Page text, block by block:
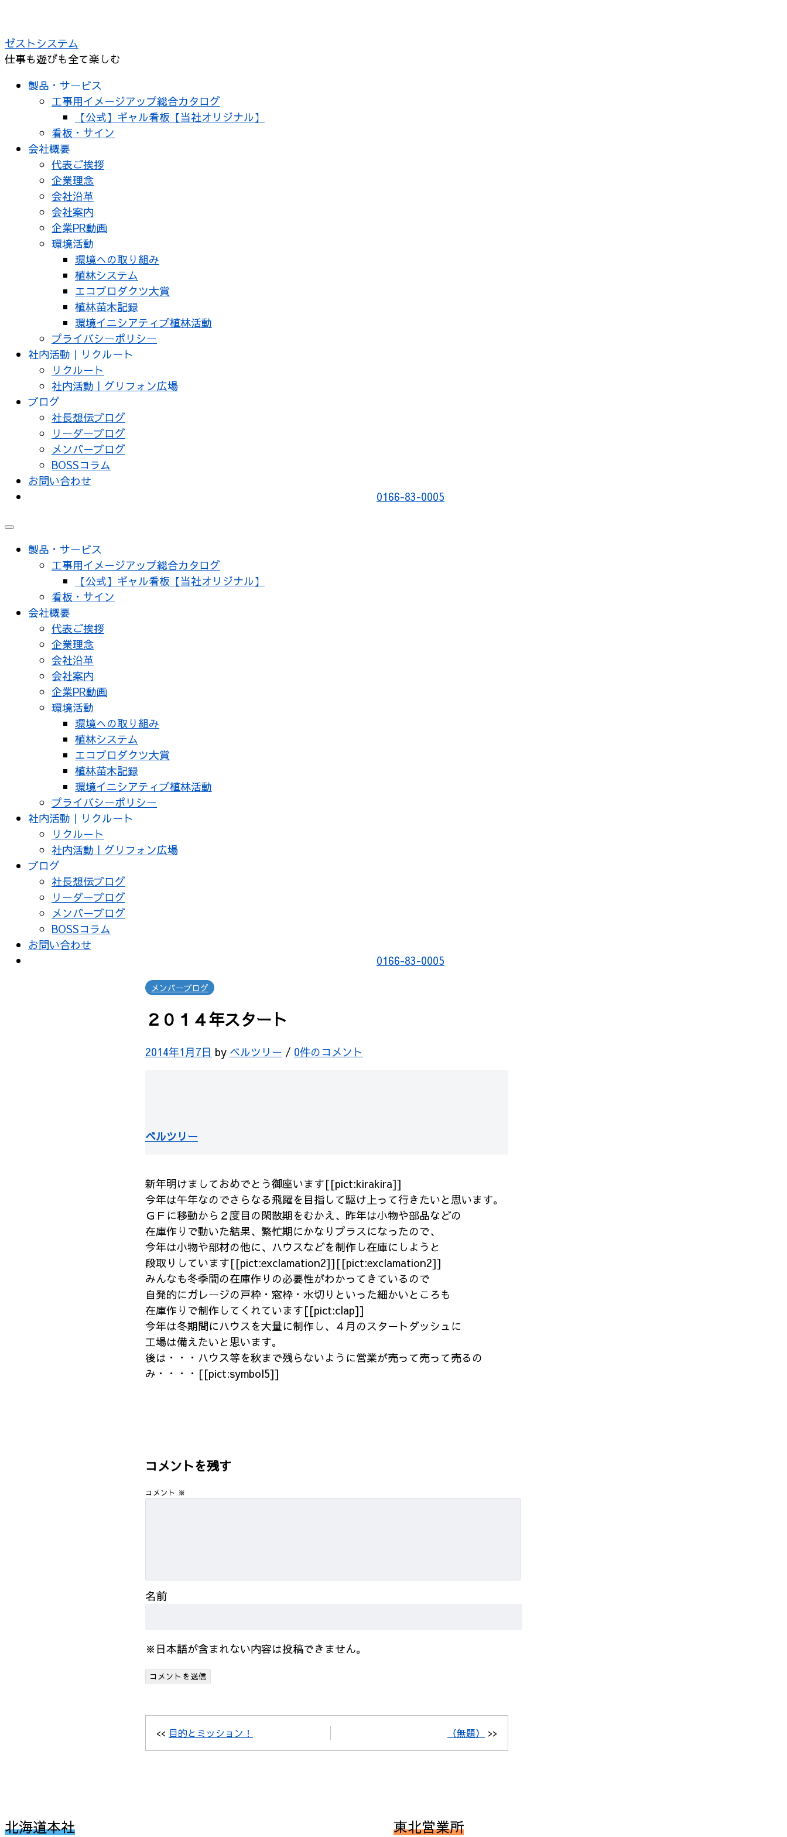
ゼストシステム
仕事も遊びも全て楽しむ
製品・サービス
工事用イメージアップ総合カタログ
【公式】ギャル看板【当社オリジナル】
看板・サイン
会社概要
代表ご挨拶
企業理念
会社沿革
会社案内
企業PR動画
環境活動
環境への取り組み
植林システム
エコプロダクツ大賞
植林苗木記録
環境イニシアティブ植林活動
プライバシーポリシー
社内活動｜リクルート
リクルート
社内活動｜グリフォン広場
ブログ
社長想伝ブログ
リーダーブログ
メンバーブログ
BOSSコラム
お問い合わせ
0166-83-0005
製品・サービス
工事用イメージアップ総合カタログ
【公式】ギャル看板【当社オリジナル】
看板・サイン
会社概要
代表ご挨拶
企業理念
会社沿革
会社案内
企業PR動画
環境活動
環境への取り組み
植林システム
エコプロダクツ大賞
植林苗木記録
環境イニシアティブ植林活動
プライバシーポリシー
社内活動｜リクルート
リクルート
社内活動｜グリフォン広場
ブログ
社長想伝ブログ
リーダーブログ
メンバーブログ
BOSSコラム
お問い合わせ
0166-83-0005
メンバーブログ
２０１４年スタート
2014年1月7日 by ベルツリー / 0件のコメント
ベルツリー
新年明けましておめでとう御座います[[pict:kirakira]]
今年は午年なのでさらなる飛躍を目指して駆け上って行きたいと思います。
ＧＦに移動から２度目の閑散期をむかえ、昨年は小物や部品などの
在庫作りで動いた結果、繁忙期にかなりプラスになったので、
今年は小物や部材の他に、ハウスなどを制作し在庫にしようと
段取りしています[[pict:exclamation2]][[pict:exclamation2]]
みんなも冬季間の在庫作りの必要性がわかってきているので
自発的にガレージの戸枠・窓枠・水切りといった細かいところも
在庫作りで制作してくれています[[pict:clap]]
今年は冬期間にハウスを大量に制作し、４月のスタートダッシュに
工場は備えたいと思います。
後は・・・ハウス等を秋まで残らないように営業が売って売って売るの
み・・・・[[pict:symbol5]]
コメントを残す
コメント ※
名前
※日本語が含まれない内容は投稿できません。
<< 目的とミッション！ （無題） >>
北海道本社 東北営業所